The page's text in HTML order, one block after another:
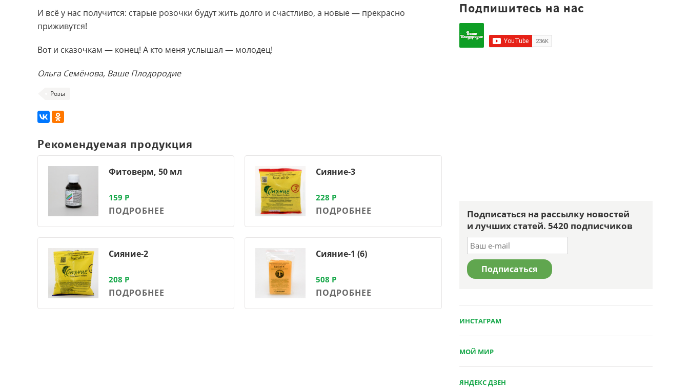
И всё у нас получится: старые розочки будут жить долго и счастливо, а новые — прекрасно
приживутся!
Вот и сказочкам — конец! А кто меня услышал — молодец!
Ольга Семёнова, Ваше Плодородие
Розы
Рекомендуемая продукция
Фитоверм, 50 мл
159 Р
ПОДРОБНЕЕ
Сияние-3
228 Р
ПОДРОБНЕЕ
Сияние-2
208 Р
ПОДРОБНЕЕ
Сияние-1 (6)
508 Р
ПОДРОБНЕЕ
Подпишитесь на нас
Подписаться на рассылку новостей
и лучших статей. 5420 подписчиков
ИНСТАГРАМ
МОЙ МИР
ЯНДЕКС ДЗЕН